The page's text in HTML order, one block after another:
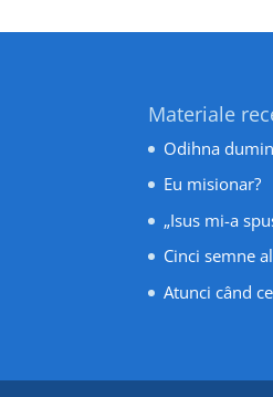
Materiale
Odihna
Eu misionar?
„Isus mi-a
Cinci semne
Atunci când